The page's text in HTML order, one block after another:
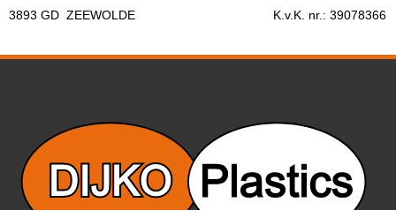
3893 GD ZEEWOLDE K.v.K. nr.: 39078366